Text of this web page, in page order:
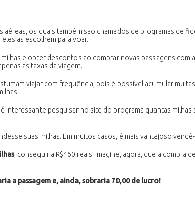
os quais também são chamados de programas de
as escolhem para voar.
e obter descontos ao comprar novas passagens com
as taxas da viagem.
viajar com frequência, pois é possível acumular
interessante pesquisar no site do programa quantas milhas
suas milhas. Em muitos casos, é mais vantajoso
, conseguiria R$460 reais. Imagine, agora, que a compra
a passagem e, ainda, sobraria 70,00 de lucro!